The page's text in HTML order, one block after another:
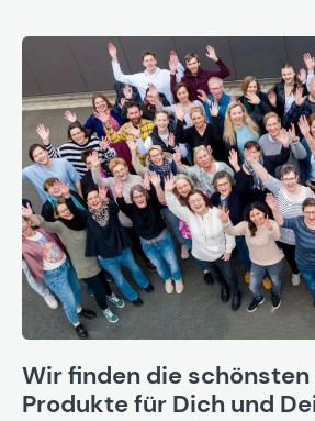
Wir finden die
Produkte für Dich und